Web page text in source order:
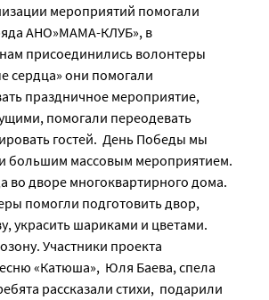
мероприятий помогали
АНО»МАМА-КЛУБ», в
присоединились волонтеры
сердца» они помогали
праздничное мероприятие,
помогали переодевать
гостей. День Победы мы
большим массовым мероприятием.
во дворе многоквартирного дома.
помогли подготовить двор,
украсить шариками и цветами.
Участники проекта
«Катюша», Юля Баева, спела
рассказали стихи, подарили